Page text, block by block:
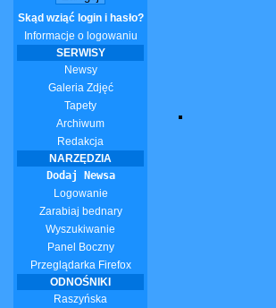
Skąd wziąć login i hasło?
Informacje o logowaniu
SERWISY
Newsy
Galeria Zdjęć
Tapety
Archiwum
Redakcja
NARZĘDZIA
Dodaj Newsa
Logowanie
Zarabiaj bednary
Wyszukiwanie
Panel Boczny
Przeglądarka Firefox
ODNOŚNIKI
Raszyńska